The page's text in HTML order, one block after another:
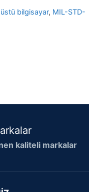
bilgisayar, MIL-STD-
kaliteli markalar